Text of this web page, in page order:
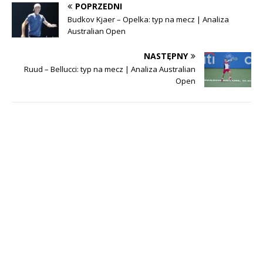
POPRZEDNI
Budkov Kjaer – Opelka: typ na mecz | Analiza
Australian Open
NASTĘPNY
Ruud – Bellucci: typ na mecz | Analiza Australian
Open